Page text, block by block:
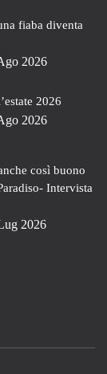
fiaba diventa
2026
2026
2026
così buono
Intervista
2026